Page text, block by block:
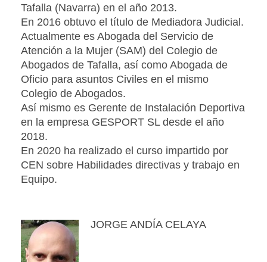
Tafalla (Navarra) en el año 2013.
En 2016 obtuvo el título de Mediadora Judicial.
Actualmente es Abogada del Servicio de
Atención a la Mujer (SAM) del Colegio de
Abogados de Tafalla, así como Abogada de
Oficio para asuntos Civiles en el mismo
Colegio de Abogados.
Así mismo es Gerente de Instalación Deportiva
en la empresa GESPORT SL desde el año
2018.
En 2020 ha realizado el curso impartido por
CEN sobre Habilidades directivas y trabajo en
Equipo.
JORGE ANDÍA CELAYA